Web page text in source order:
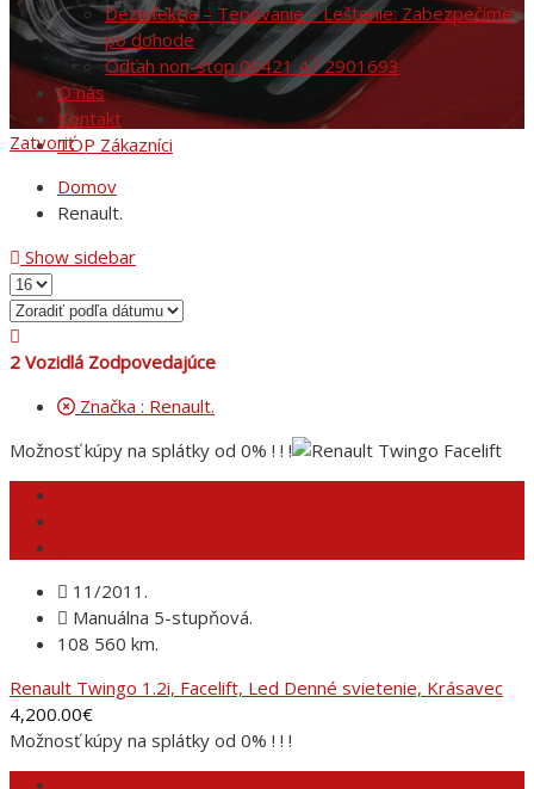
Dezinfekcia – Tepovanie – Leštenie: Zabezpečíme
po dohode
Odťah non-stop 00421 47 2901693
O nás
Kontakt
TOP Zákazníci
Zatvoriť
Domov
Renault.
Show sidebar
2 Vozidlá Zodpovedajúce
Značka : Renault.
Možnosť kúpy na splátky od 0% ! ! !
11/2011.
Manuálna 5-stupňová.
108 560 km.
Renault Twingo 1.2i, Facelift, Led Denné svietenie, Krásavec
4,200.00€
Možnosť kúpy na splátky od 0% ! ! !